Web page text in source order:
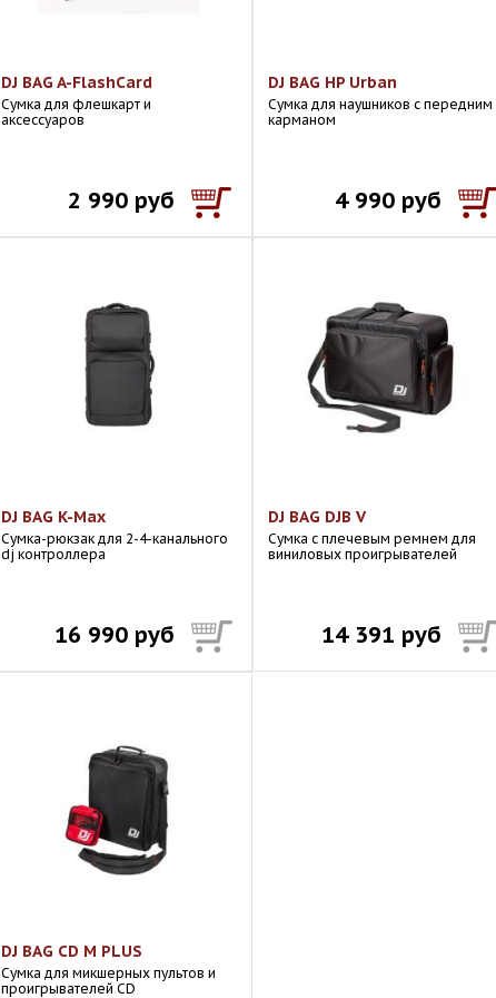
DJ BAG A-FlashCard
Сумка для флешкарт и
аксессуаров
2 990 руб
DJ BAG HP Urban
Сумка для наушников с передним
карманом
4 990 руб
DJ BAG K-Max
Сумка-рюкзак для 2-4-канального
dj контроллера
16 990 руб
DJ BAG DJB V
Сумка с плечевым ремнем для
виниловых проигрывателей
14 391 руб
DJ BAG CD M PLUS
Сумка для микшерных пультов и
проигрывателей CD